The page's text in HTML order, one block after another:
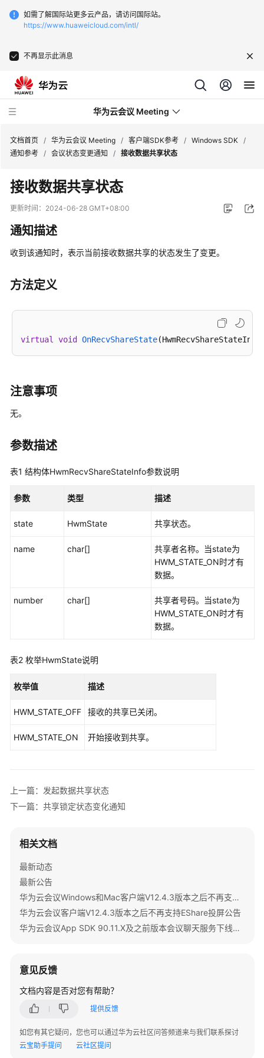
如需了解国际站更多云产品，请访问国际站。
https://www.huaweicloud.com/intl/
不再显示此消息
华为云会议 Meeting
最
新
动
务
告
产
介
费
购
指
速
门
员
频
议
户
络
研
讨
用
户
指
智
能
会
用
指
开
发
文档首页 / 华为云会议 Meeting / 客户端SDK参考 / Windows SDK /
通知参考 / 会议状态变更通知 / 接收数据共享状态
接收数据共享状态
更新时间： 2024-06-28 GMT+08:00
通知描述
收到该通知时，表示当前接收数据共享的状态发生了变更。
方法定义
virtual void OnRecvShareState
注意事项
无。
参数描述
表1 结构体HwmRecvShareStateInfo参数说明
参数 类型 描述
state HwmState 共享状态。
name char[]
共享者名称。当state为
HWM_STATE_ON时才有
数据。
number char[]
共享者号码。当state为
HWM_STATE_ON时才有
数据。
表2 枚举HwmState说明
枚举值 描述
HWM_STATE_OFF 接收的共享已关闭。
HWM_STATE_ON 开始接收到共享。
上一篇：发起数据共享状态
下一篇：共享锁定状态变化通知
相关文档
最新动态
最新公告
华为云会议Windows和Mac客户端V12.4.3版本之后不再支持IdeaShare投屏公告
华为云会议客户端V12.4.3版本之后不再支持EShare投屏公告
华为云会议App SDK 90.11.X及之前版本会议聊天服务下线公告
意见反馈
文档内容是否对您有帮助？
提供反馈
如您有其它疑问，您也可以通过华为云社区问答频道来与我们联系探讨
云宝助手提问
云社区提问